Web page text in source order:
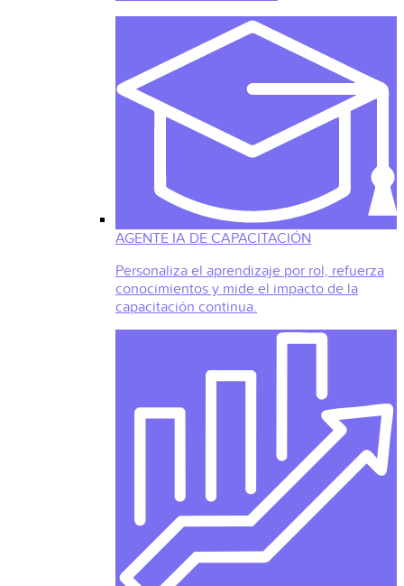
AGENTE IA DE CAPACITACIÓN
Personaliza el aprendizaje por rol, refuerza
conocimientos y mide el impacto de la
capacitación continua.